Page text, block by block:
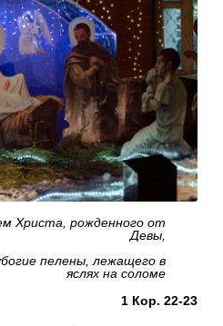
Христа, рожденного от
Девы,
пелены, лежащего в
яслях на соломе
1 Кор. 22-23